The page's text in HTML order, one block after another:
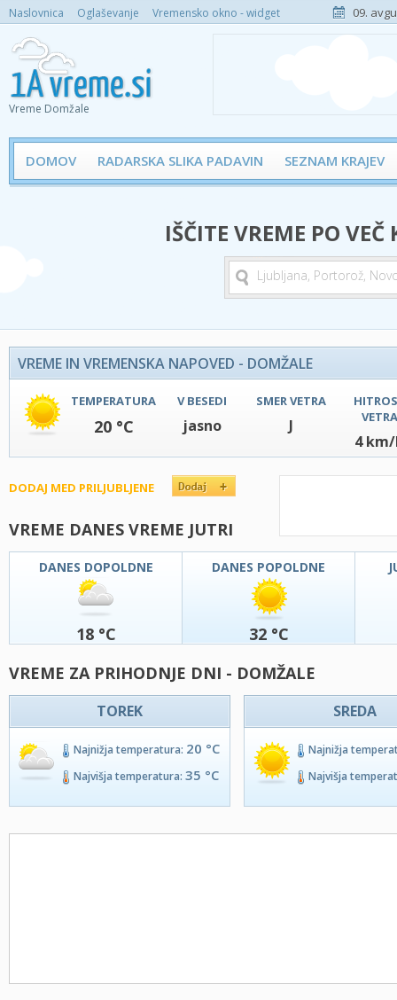
Naslovnica Oglaševanje Vremensko okno - widget 09.
Vreme Domžale
DOMOV RADARSKA SLIKA PADAVIN SEZNAM KRAJEV
IŠČITE VREME PO
VREME IN VREMENSKA NAPOVED - DOMŽALE
TEMPERATURA
20 °C
V BESEDI
jasno
SMER VETRA
J
VETRA
4
DODAJ MED PRILJUBLJENE
VREME DANES VREME JUTRI
DANES DOPOLDNE
18 °C
DANES POPOLDNE
32 °C
VREME ZA PRIHODNJE DNI - DOMŽALE
TOREK
Najnižja temperatura: 20 °C
Najvišja temperatura: 35 °C
SREDA
Najnižja
Najvišja